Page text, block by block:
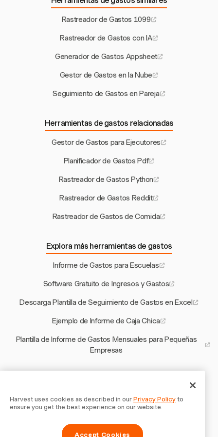
Rastreador de Gastos 1099
Rastreador de Gastos con IA
Generador de Gastos Appsheet
Gestor de Gastos en la Nube
Seguimiento de Gastos en Pareja
Herramientas de gastos relacionadas
Gestor de Gastos para Ejecutores
Planificador de Gastos Pdf
Rastreador de Gastos Python
Rastreador de Gastos Reddit
Rastreador de Gastos de Comida
Explora más herramientas de gastos
Informe de Gastos para Escuelas
Software Gratuito de Ingresos y Gastos
Descarga Plantilla de Seguimiento de Gastos en Excel
Ejemplo de Informe de Caja Chica
Plantilla de Informe de Gastos Mensuales para Pequeñas
Empresas
Calculadora de Productividad
Harvest uses cookies as described in ourPrivacy Policyto
ensure you get the best experience on our website.
Accept Cookies